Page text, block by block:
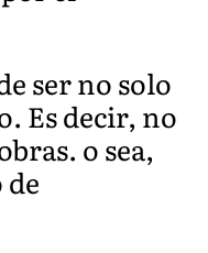
ser no solo
Es decir, no
o sea,